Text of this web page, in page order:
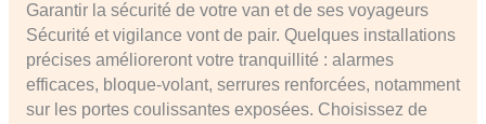
Garantir la sécurité de votre van et de ses voyageurs
Sécurité et vigilance vont de pair. Quelques installations
précises amélioreront votre tranquillité : alarmes
efficaces, bloque-volant, serrures renforcées, notamment
sur les portes coulissantes exposées. Choisissez de